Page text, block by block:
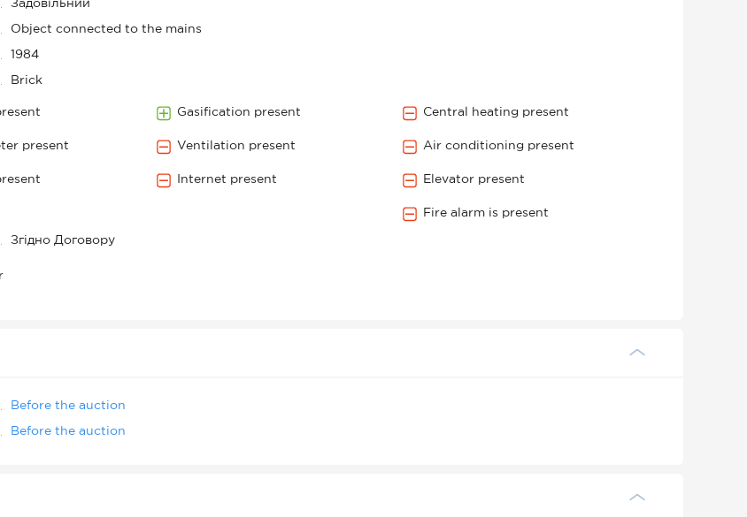
Задовільний
Object connected to the mains
1984
Brick
Gasification present Central heating present
present Ventilation present Air conditioning present
Internet present Elevator present
Fire alarm is present
Згідно Договору
Before the auction
Before the auction